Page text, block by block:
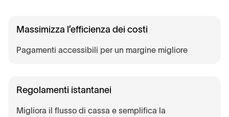
Massimizza l’efficienza dei costi
Pagamenti accessibili per un margine migliore
Regolamenti istantanei
Migliora il flusso di cassa e semplifica la